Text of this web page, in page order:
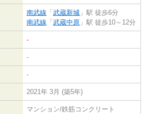
南武線 「 武蔵新城 」駅 徒歩6分
南武線 「 武蔵中原 」駅 徒歩10～12分
-
-
-
2021年 3月 (築5年)
マンション/鉄筋コンクリート